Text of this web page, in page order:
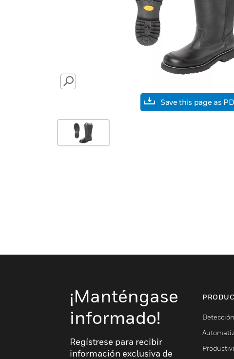
SEARCH
Save this page as
¡Manténgase
informado!
Regístrese para recibir
información exclusiva de